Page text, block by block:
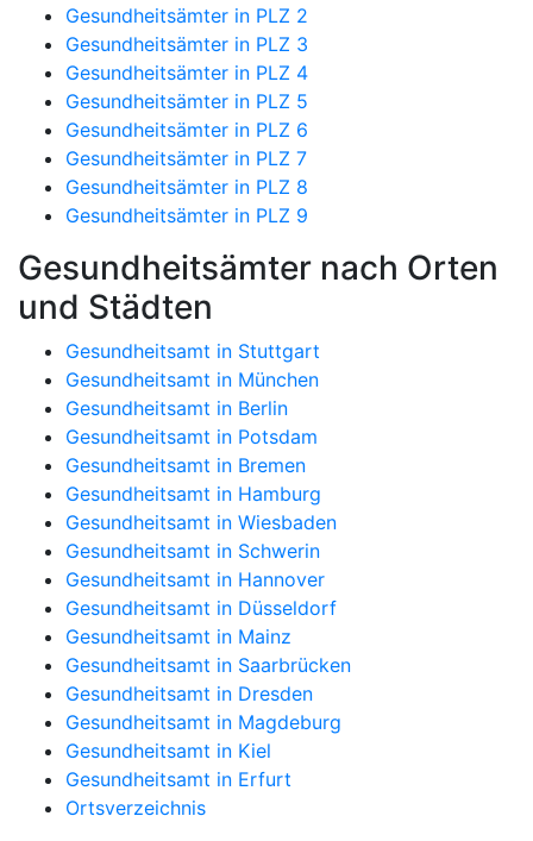
Gesundheitsämter in PLZ 2
Gesundheitsämter in PLZ 3
Gesundheitsämter in PLZ 4
Gesundheitsämter in PLZ 5
Gesundheitsämter in PLZ 6
Gesundheitsämter in PLZ 7
Gesundheitsämter in PLZ 8
Gesundheitsämter in PLZ 9
Gesundheitsämter nach Orten
und Städten
Gesundheitsamt in Stuttgart
Gesundheitsamt in München
Gesundheitsamt in Berlin
Gesundheitsamt in Potsdam
Gesundheitsamt in Bremen
Gesundheitsamt in Hamburg
Gesundheitsamt in Wiesbaden
Gesundheitsamt in Schwerin
Gesundheitsamt in Hannover
Gesundheitsamt in Düsseldorf
Gesundheitsamt in Mainz
Gesundheitsamt in Saarbrücken
Gesundheitsamt in Dresden
Gesundheitsamt in Magdeburg
Gesundheitsamt in Kiel
Gesundheitsamt in Erfurt
Ortsverzeichnis